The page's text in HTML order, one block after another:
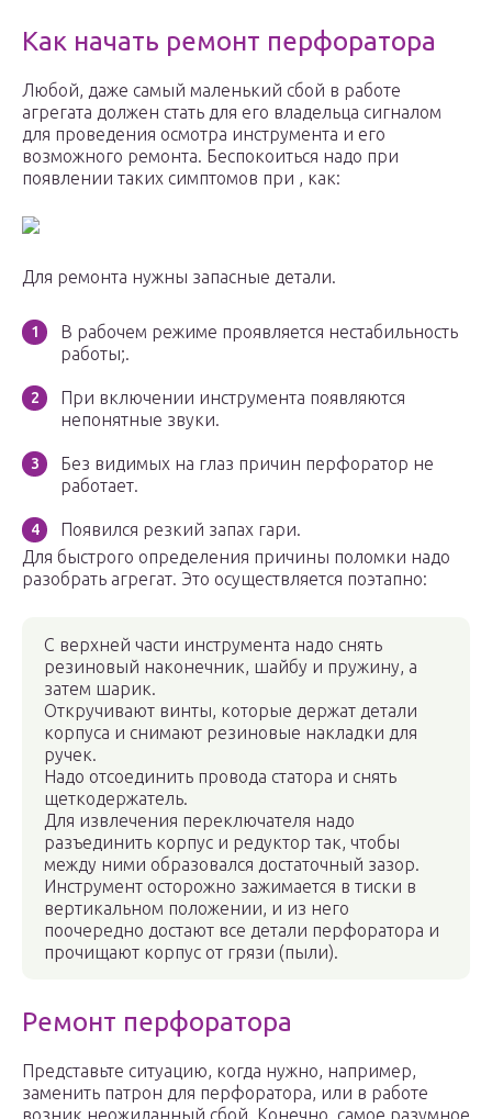
Как начать ремонт перфоратора
Любой, даже самый маленький сбой в работе
агрегата должен стать для его владельца сигналом
для проведения осмотра инструмента и его
возможного ремонта. Беспокоиться надо при
появлении таких симптомов при , как:
Для ремонта нужны запасные детали.
В рабочем режиме проявляется нестабильность
работы;.
При включении инструмента появляются
непонятные звуки.
Без видимых на глаз причин перфоратор не
работает.
Появился резкий запах гари.
Для быстрого определения причины поломки надо
разобрать агрегат. Это осуществляется поэтапно:
С верхней части инструмента надо снять
резиновый наконечник, шайбу и пружину, а
затем шарик.
Откручивают винты, которые держат детали
корпуса и снимают резиновые накладки для
ручек.
Надо отсоединить провода статора и снять
щеткодержатель.
Для извлечения переключателя надо
разъединить корпус и редуктор так, чтобы
между ними образовался достаточный зазор.
Инструмент осторожно зажимается в тиски в
вертикальном положении, и из него
поочередно достают все детали перфоратора и
прочищают корпус от грязи (пыли).
Ремонт перфоратора
Представьте ситуацию, когда нужно, например,
заменить патрон для перфоратора, или в работе
возник неожиданный сбой. Конечно, самое разумное